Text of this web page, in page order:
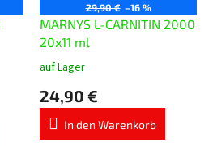
29,90 € –16 %
MARNYS L-CARNITIN 2000
20x11 ml
Die
Produktbewertung
ist
5,0
auf Lager
24,90 €
In den Warenkorb